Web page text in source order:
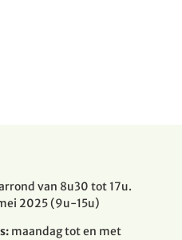
van 8u30 tot 17u.
2025 (9u-15u)
maandag tot en met